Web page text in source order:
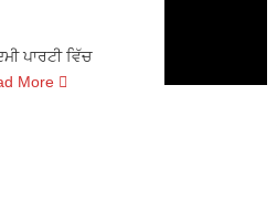
ਪਾਰਟੀ ਵਿੱਚ
More